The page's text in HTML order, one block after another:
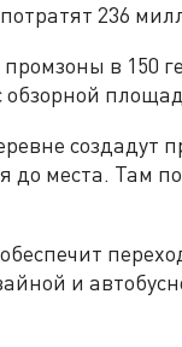
236
промзоны в 150
обзорной
создадут
до места. Там
и